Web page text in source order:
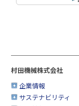
村田機械株式会社
企業情報
サステナビリティ